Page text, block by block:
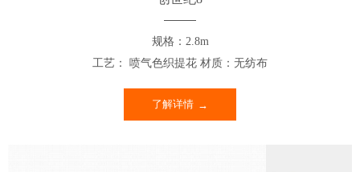
规格：2.8m
工艺： 喷气色织提花 材质：无纺布
了解详情